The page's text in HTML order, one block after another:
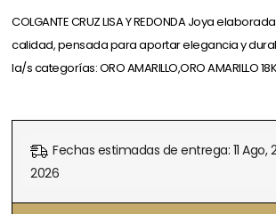
COLGANTE CRUZ LISA Y REDONDA Joya
calidad, pensada para aportar elegancia y
la/s categorías: ORO AMARILLO,ORO AMARILLO
Fechas estimadas de entrega: 11 Ago,
2026